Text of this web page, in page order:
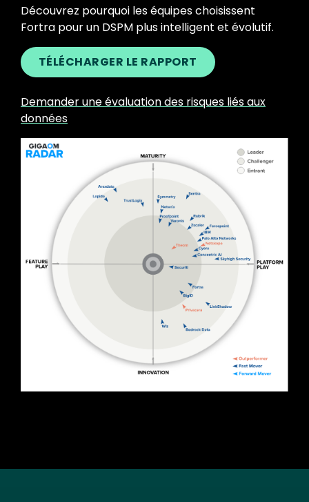
Découvrez pourquoi les équipes choisissent
Fortra pour un DSPM plus intelligent et évolutif.
TÉLÉCHARGER LE RAPPORT
Demander une évaluation des risques liés aux
données
Image